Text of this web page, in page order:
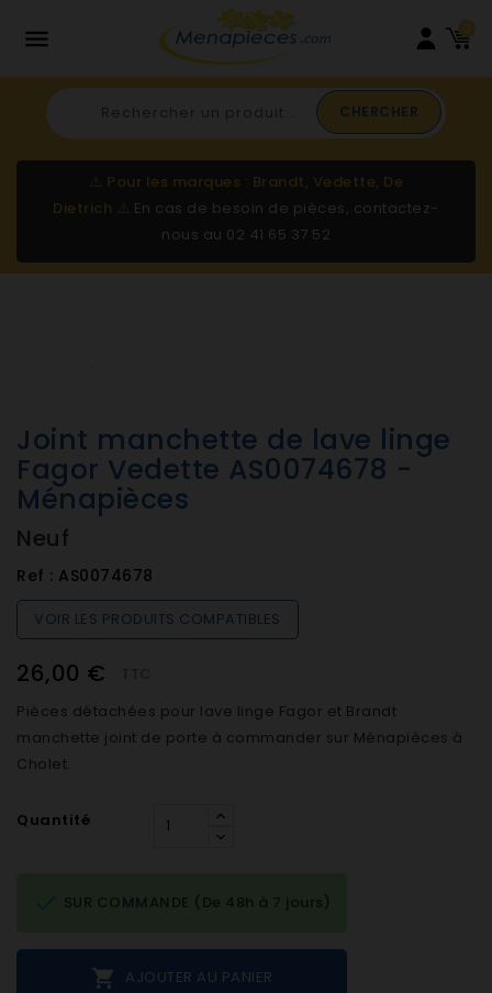
 0
CHERCHER
⚠️ Pour les marques : Brandt, Vedette, De
Dietrich ⚠️ En cas de besoin de pièces, contactez-
nous au 02 41 65 37 52
Joint manchette de lave linge
Fagor Vedette AS0074678 -
Ménapièces
Neuf
Ref : AS0074678
VOIR LES PRODUITS COMPATIBLES
26,00 €
Pièces détachées pour lave linge Fagor et Brandt
manchette joint de porte à commander sur Ménapièces à
Cholet.
Quantité
 AJOUTER AU PANIER
SUR COMMANDE (De 48h à 7 jours)